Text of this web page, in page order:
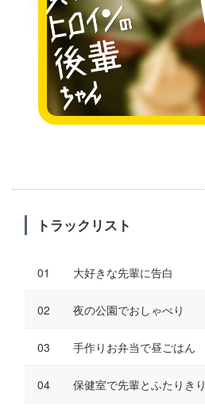
トラックリスト
大好きな先輩に告白
夜の公園でおしゃべり
手作りお弁当で昼ごはん
保健室で先輩とふたりきり